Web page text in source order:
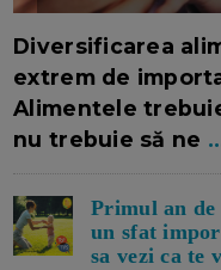
Diversificarea
extrem de
Alimentele
nu trebuie să ne
Primul an de
un sfat
sa vezi ca te